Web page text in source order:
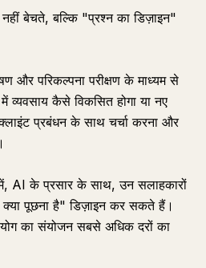
बेचते, बल्कि "प्रश्न का डिज़ाइन"
और परिकल्पना परीक्षण के माध्यम से
में व्यवसाय कैसे विकसित होगा या नए
प्रबंधन के साथ चर्चा करना और
AI के प्रसार के साथ, उन सलाहकारों
पूछना है" डिज़ाइन कर सकते हैं।
का संयोजन सबसे अधिक दरों का